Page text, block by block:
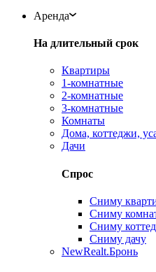
Аренда
На длительный срок
Квартиры
1-комнатные
2-комнатные
3-комнатные
Комнаты
Дома, коттеджи,
Дачи
Спрос
Сниму
Сниму
Сниму
Сниму дачу
NewRealt.Бронь